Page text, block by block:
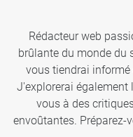
Rédacteur web
brûlante du monde du
vous tiendrai informé
J'explorerai également
vous à des
envoûtantes. Préparez-